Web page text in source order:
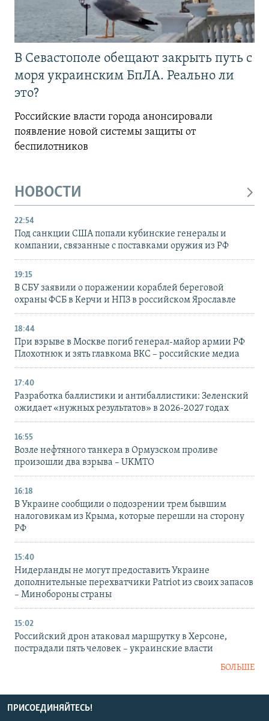
В Севастополе обещают закрыть путь с
моря украинским БпЛА. Реально ли
это?
Российские власти города анонсировали
появление новой системы защиты от
беспилотников
НОВОСТИ
22:54
Под санкции США попали кубинские генералы и
компании, связанные с поставками оружия из РФ
19:15
В СБУ заявили о поражении кораблей береговой
охраны ФСБ в Керчи и НПЗ в российском Ярославле
18:44
При взрыве в Москве погиб генерал-майор армии РФ
Плохотнюк и зять главкома ВКС – российские медиа
17:40
Разработка баллистики и антибаллистики: Зеленский
ожидает «нужных результатов» в 2026-2027 годах
16:55
Возле нефтяного танкера в Ормузском проливе
произошли два взрыва – UKMTO
16:18
В Украине сообщили о подозрении трем бывшим
налоговикам из Крыма, которые перешли на сторону
РФ
15:40
Нидерланды не могут предоставить Украине
дополнительные перехватчики Patriot из своих запасов
– Минобороны страны
15:02
Российский дрон атаковал маршрутку в Херсоне,
пострадали пять человек – украинские власти
БОЛЬШЕ
ПРИСОЕДИНЯЙТЕСЬ!